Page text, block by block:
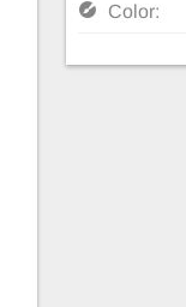
Color: